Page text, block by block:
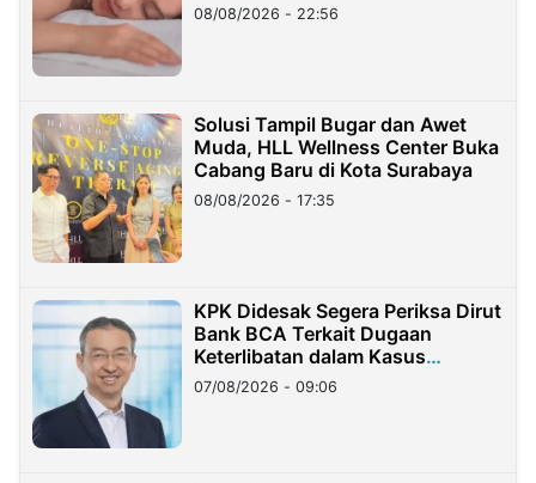
08/08/2026 - 22:56
Solusi Tampil Bugar dan Awet
Muda, HLL Wellness Center Buka
Cabang Baru di Kota Surabaya
08/08/2026 - 17:35
KPK Didesak Segera Periksa Dirut
Bank BCA Terkait Dugaan
Keterlibatan dalam Kasus
Hilangnya Dana Nasabah Rp2,58
Miliar
07/08/2026 - 09:06